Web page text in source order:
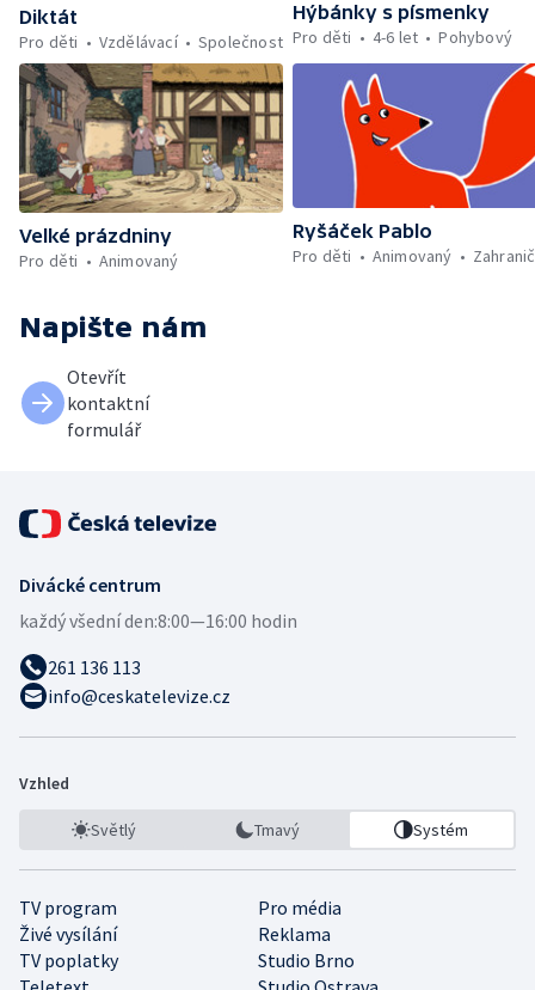
Diktát
Pro děti
Vzdělávací Společnost
Hýbánky s písmenky
Pro děti
4-6 let Pohybový
Velké prázdniny
Pro děti
Animovaný
Ryšáček Pablo
Pro děti
Animovaný
Napište nám
Otevřít
kontaktní
formulář
Divácké centrum
každý všední den:8:00—16:00 hodin
261 136 113
info@ceskatelevize.cz
Vzhled
Světlý Tmavý Systém
TV program
Pro média
Živé vysílání
Reklama
TV poplatky
Studio Brno